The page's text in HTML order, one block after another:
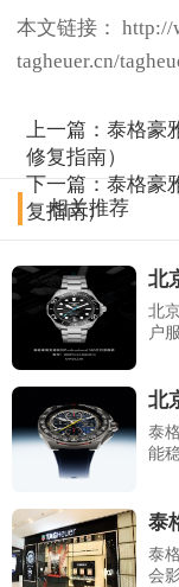
本文链接： http://
tagheuer.cn/
上一篇：泰格豪
修复指南）
下一篇：泰格豪
复指南）
相关推荐
北
北
户
北
泰
能
泰
泰
会